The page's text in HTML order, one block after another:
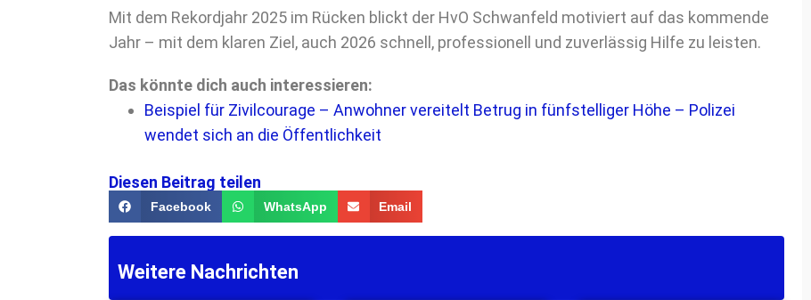
Mit dem Rekordjahr 2025 im Rücken blickt der HvO Schwanfeld motiviert auf das kommende
Jahr – mit dem klaren Ziel, auch 2026 schnell, professionell und zuverlässig Hilfe zu leisten.
Das könnte dich auch interessieren:
Beispiel für Zivilcourage – Anwohner vereitelt Betrug in fünfstelliger Höhe – Polizei
wendet sich an die Öffentlichkeit
Diesen Beitrag teilen
Facebook WhatsApp Email
Weitere Nachrichten